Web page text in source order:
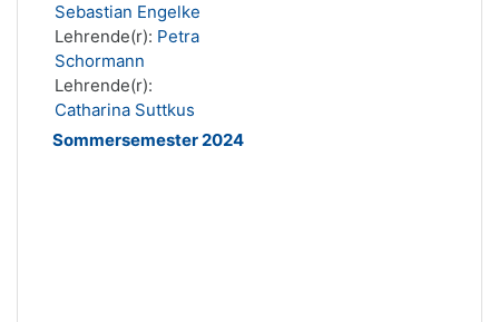
Sebastian Engelke
Lehrende(r): Petra
Schormann
Lehrende(r):
Catharina Suttkus
Sommersemester 2024